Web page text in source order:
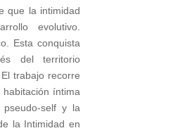
que la intimidad
evolutivo.
Esta conquista
del territorio
trabajo recorre
íntima
self y la
la Intimidad en